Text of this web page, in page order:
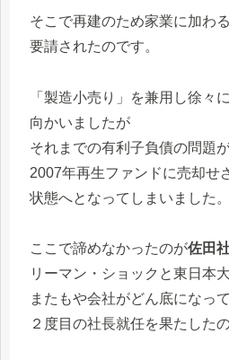
そこで再建のため家業に加わ
要請されたのです。
「製造小売り」を兼用し徐々
向かいましたが
それまでの有利子負債の問題
2007年再生ファンドに売却せ
状態へとなってしまいました。
ここで諦めなかったのが佐田
リーマン・ショックと東日本
またもや会社がどん底になって
２度目の社長就任を果たした